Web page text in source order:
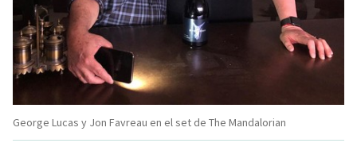
George Lucas y Jon Favreau en el set de The Mandalorian